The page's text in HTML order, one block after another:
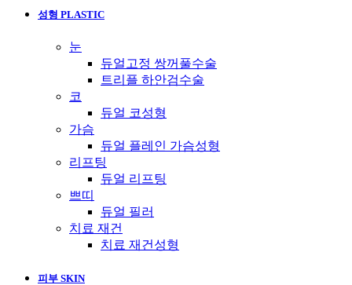
성형 PLASTIC
눈
듀얼고정 쌍꺼풀수술
트리플 하안검수술
코
듀얼 코성형
가슴
듀얼 플레인 가슴성형
리프팅
듀얼 리프팅
쁘띠
듀얼 필러
치료 재건
치료 재건성형
피부 SKIN